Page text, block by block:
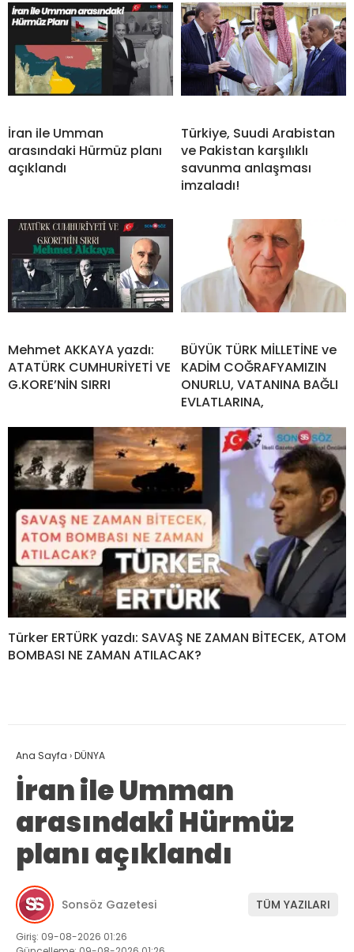
İran ile Umman
arasındaki Hürmüz planı
açıklandı
Türkiye, Suudi Arabistan
ve Pakistan karşılıklı
savunma anlaşması
imzaladı!
Mehmet AKKAYA yazdı:
ATATÜRK CUMHURİYETİ VE
G.KORE’NİN SIRRI
BÜYÜK TÜRK MİLLETİNE ve
KADİM COĞRAFYAMIZIN
ONURLU, VATANINA BAĞLI
EVLATLARINA,
Türker ERTÜRK yazdı: SAVAŞ NE ZAMAN BİTECEK, ATOM
BOMBASI NE ZAMAN ATILACAK?
Ana Sayfa ›DÜNYA
İran ile Umman
arasındaki Hürmüz
planı açıklandı
Sonsöz Gazetesi TÜM YAZILARI
Giriş: 09-08-2026 01:26